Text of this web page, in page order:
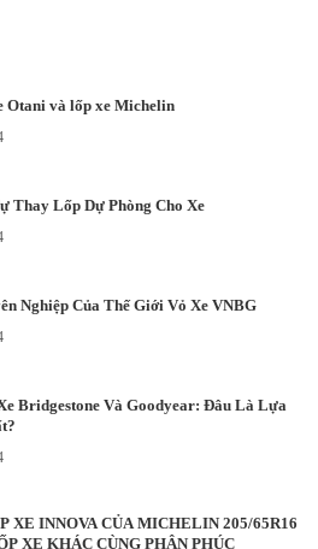
Otani và lốp xe Michelin
Thay Lốp Dự Phòng Cho Xe
Nghiệp Của Thế Giới Vỏ Xe VNBG
Bridgestone Và Goodyear: Đâu Là Lựa
XE INNOVA CỦA MICHELIN 205/65R16
XE KHÁC CÙNG PHÂN PHÚC